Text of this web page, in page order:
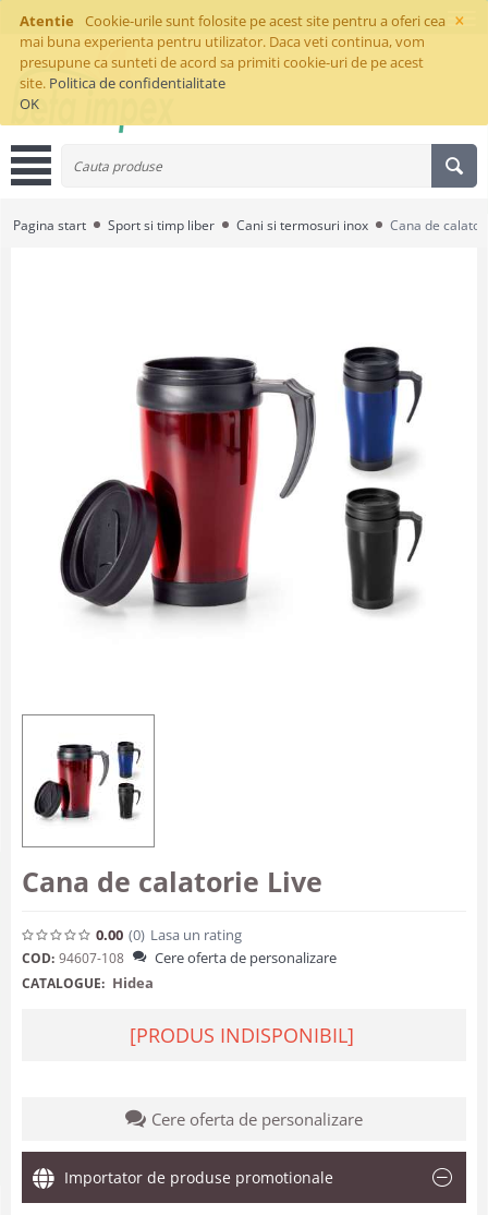
×
Atentie
Cookie-urile sunt folosite pe acest site pentru a oferi cea
mai buna experienta pentru utilizator. Daca veti continua, vom
presupune ca sunteti de acord sa primiti cookie-uri de pe acest
site. Politica de confidentialitate
OK
Pagina start Sport si timp liber Cani si termosuri inox Cana de
Cana de calatorie Live
0.00 (0) Lasa un rating
COD: 94607-108 Cere oferta de personalizare
CATALOGUE: Hidea
[PRODUS INDISPONIBIL]
Cere oferta de personalizare
Importator de produse promotionale